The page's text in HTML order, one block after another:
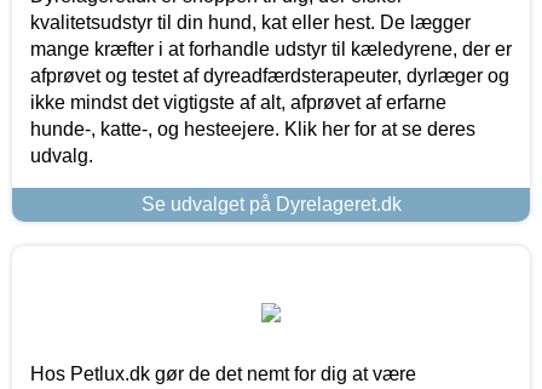
kvalitetsudstyr til din hund, kat eller hest. De lægger
mange kræfter i at forhandle udstyr til kæledyrene, der er
afprøvet og testet af dyreadfærdsterapeuter, dyrlæger og
ikke mindst det vigtigste af alt, afprøvet af erfarne
hunde-, katte-, og hesteejere. Klik her for at se deres
udvalg.
Se udvalget på Dyrelageret.dk
Hos Petlux.dk gør de det nemt for dig at være